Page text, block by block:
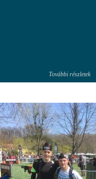
További részletek